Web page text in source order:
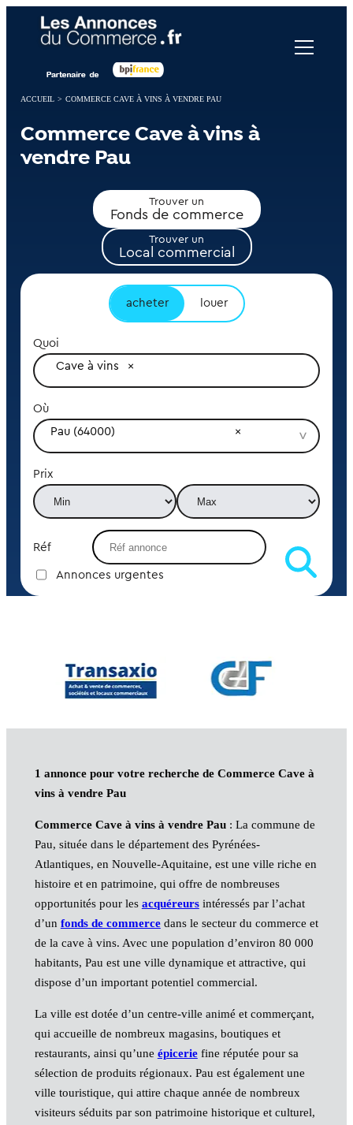
ACCUEIL > COMMERCE CAVE À VINS À VENDRE PAU
Commerce Cave à vins à
vendre Pau
Trouver un
Fonds de commerce
Trouver un
Local commercial
acheter louer
Quoi
Cave à vins
Où
Pau (64000)
Prix
Réf
Annonces urgentes
1 annonce pour votre recherche de Commerce Cave à
vins à vendre Pau
Commerce Cave à vins à vendre Pau: La commune de
Pau, située dans le département des Pyrénées-
Atlantiques, en Nouvelle-Aquitaine, est une ville riche en
histoire et en patrimoine, qui offre de nombreuses
opportunités pour les acquéreursintéressés par l’achat
d’un fonds de commercedans le secteur du commerce et
de la cave à vins. Avec une population d’environ 80 000
habitants, Pau est une ville dynamique et attractive, qui
dispose d’un important potentiel commercial.
La ville est dotée d’un centre-ville animé et commerçant,
qui accueille de nombreux magasins, boutiques et
restaurants, ainsi qu’une épiceriefine réputée pour sa
sélection de produits régionaux. Pau est également une
ville touristique, qui attire chaque année de nombreux
visiteurs séduits par son patrimoine historique et culturel,
Panneau de gestion des cookies